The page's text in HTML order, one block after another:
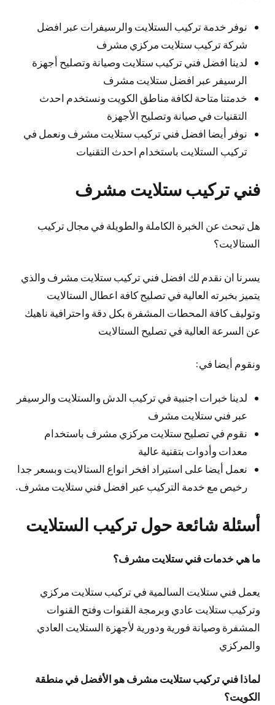
نوفر خدمة تركيب الستلايت والرسيفرات عبر افضل
شركة تركيب ستلايت مركزي مشرف
لدينا افضل فني تركيب ستلايت وصيانة وتصليح أجهزة
الرسيفر عبر افضل ستلايت مشرف
خدمتنا متاحة لكافة مناطق الكويت ونستخدم احدث
التقنيات في صيانة وتصليح الأجهزة
نوفر أيضا افضل فني تركيب ستلايت مشرف ونعمل في
تركيب الستلايت باستخدام احدث التقنيات
فني تركيب ستلايت مشرف
هل تبحث عن الخبرة الكاملة والطويلة في مجال تركيب
الستالايت؟
يسرنا ان نقدم لك افضل فني تركيب ستلايت مشرف والذي
يتميز بخبرته العالية في تصليح كافة اعطال الستالايت
وتوليف كافة المحطات المشفرة بكل دقة واحترافية ناهيك
عن السرعة العالية في تصليح الستالايت
ونقوم أيضا في:
لدينا خبرات اجنبية في تركيب الدش والستلايت والرسيفر
عبر فني ستلايت مشرف
نقوم في تصليح ستلايت مركزي مشرف باستخدام
معدات وأدوات بتقنية عالية
نعمل أيضا على استيراد افخر انواع الستالايت وبسعر جدا
رخيص مع خدمة التركيب عبر افضل فني ستلايت مشرف.
أسئلة شائعة حول تركيب الستلايت
ما هي خدمات فني ستلايت مشرف؟
يعمل فني ستلايت السالمية في تركيب ستلايت مركزي
وتركيب ستلايت عادي وبرمجة القنوات وفتح القنوات
المشفرة وصيانة فورية ودورية لأجهزة الستلايت العادي
والمركزي
لماذا فني تركيب ستلايت مشرف هو الأفضل في منطقة
الكويت؟